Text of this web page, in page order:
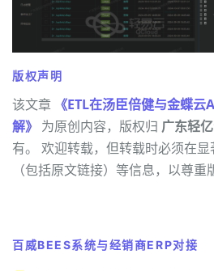
版权声明
该文章 《ETL在汤臣倍健与金蝶
解》 为原创内容，版权归 广东轻
有。 欢迎转载，但转载时必须在
（包括原文链接）等信息，以尊重
百威BEES系统与经销商ERP对接